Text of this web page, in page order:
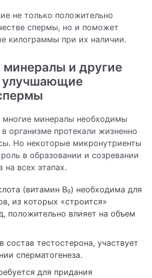
не только положительно
спермы, но и поможет
килограммы при их наличии.
и другие
улучшающие
минералы необходимы
организме протекали жизненно
Но некоторые микронутриенты
в образовании и созревании
на всех этапах.
(витамин В9) необходима для
из которых «строится»
положительно влияет на объем
состав тестостерона, участвует
сперматогенеза.
для придания